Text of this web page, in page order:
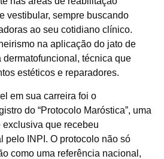
vestibular, sempre buscando
ao seu cotidiano clínico.
na aplicação do jato de
dermatofuncional, técnica que
estéticos e reparadores.
em sua carreira foi o
do “Protocolo Maróstica”, uma
que recebeu
pelo INPI. O protocolo não só
como uma referência nacional,